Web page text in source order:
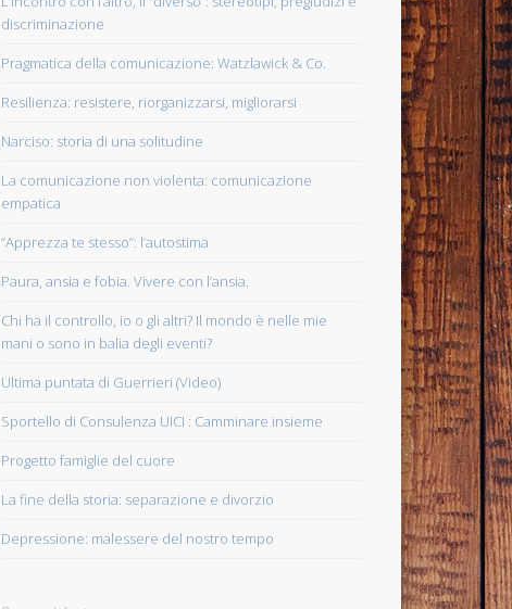
discriminazione
Pragmatica della comunicazione: Watzlawick & Co.
Resilienza: resistere, riorganizzarsi, migliorarsi
Narciso: storia di una solitudine
La comunicazione non violenta: comunicazione
empatica
“Apprezza te stesso”: l’autostima
Paura, ansia e fobia. Vivere con l’ansia.
Chi ha il controllo, io o gli altri? Il mondo è nelle mie
mani o sono in balia degli eventi?
Ultima puntata di Guerrieri (Video)
Sportello di Consulenza UICI : Camminare insieme
Progetto famiglie del cuore
La fine della storia: separazione e divorzio
Depressione: malessere del nostro tempo